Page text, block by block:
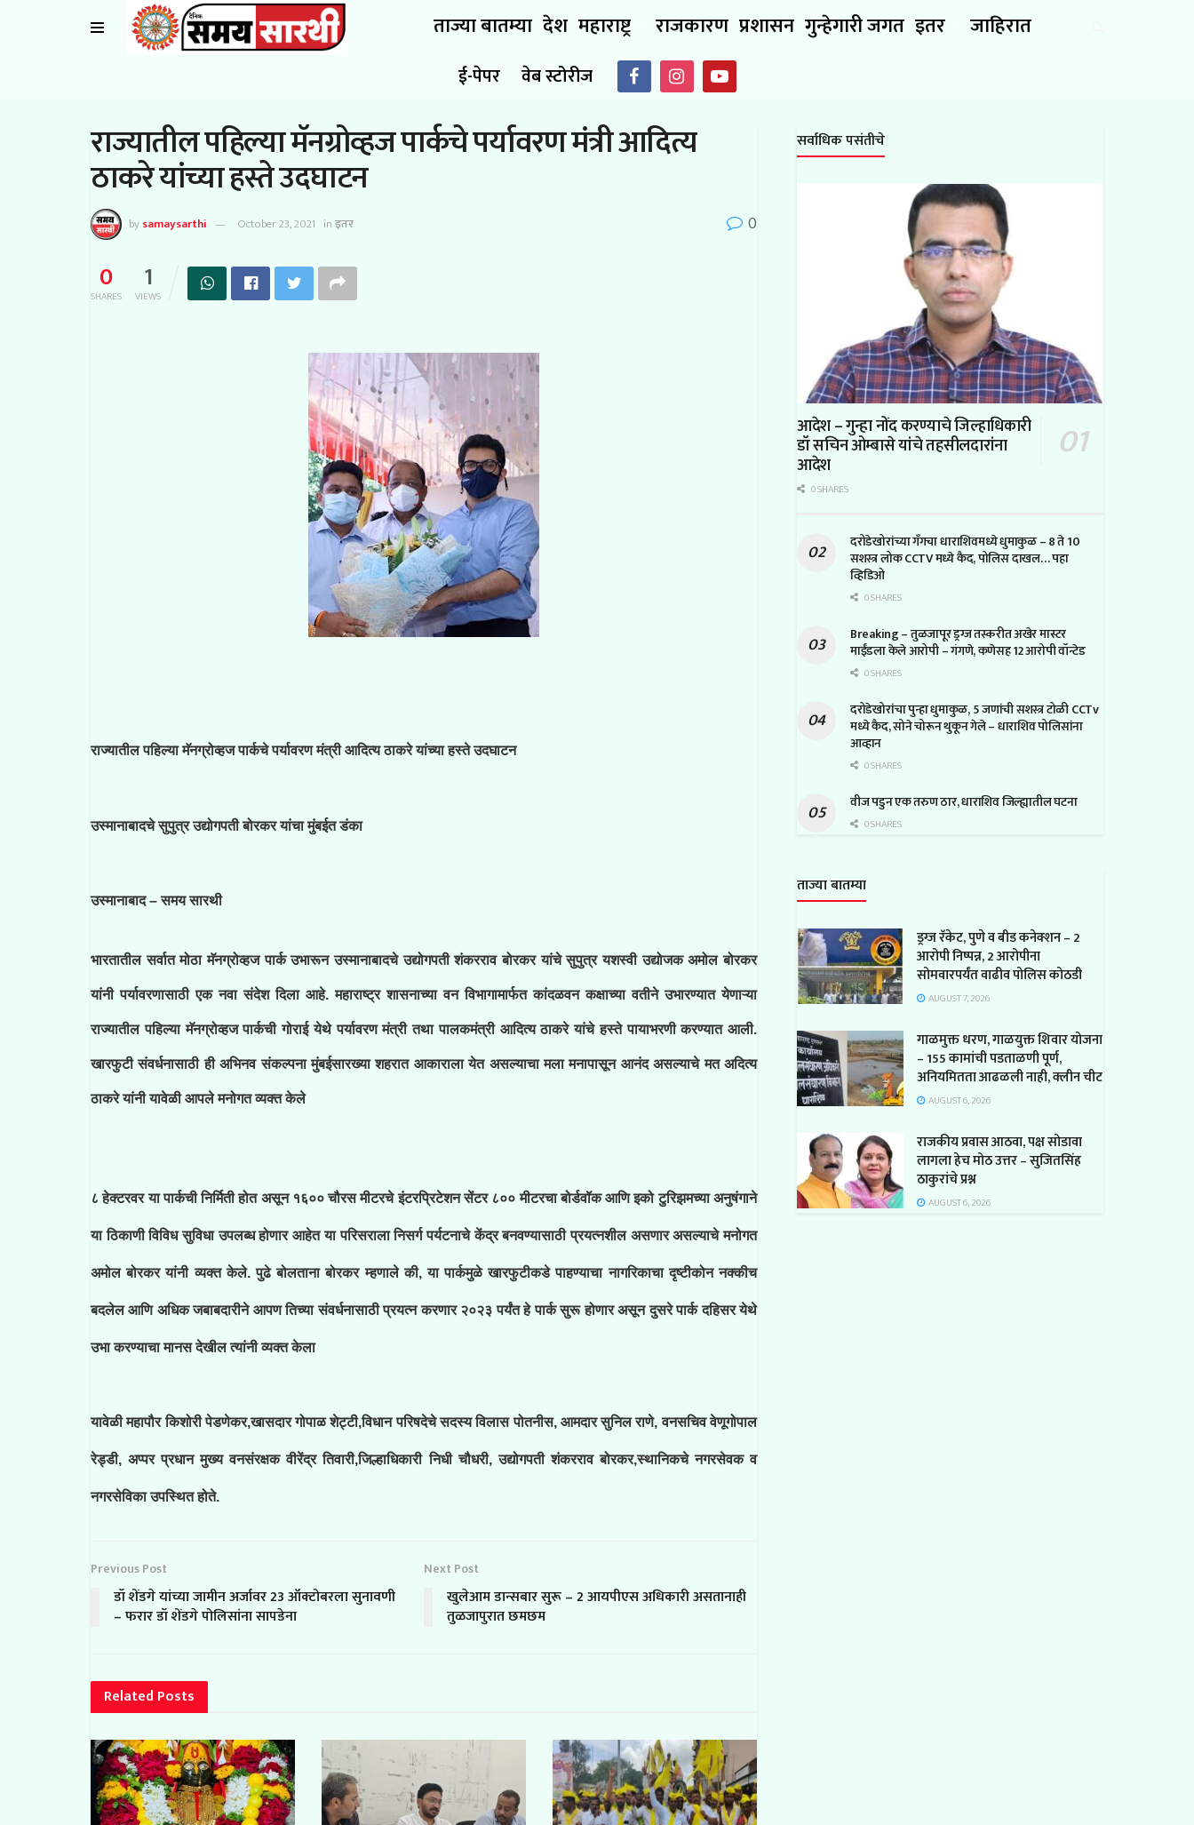
ताज्या बातम्या देश महाराष्ट्र राजकारण प्रशासन गुन्हेगारी जगत इतर जाहिरात
ई-पेपर वेब स्टोरीज
राज्यातील पहिल्या मॅनग्रोव्हज पार्कचे पर्यावरण मंत्री आदित्य
ठाकरे यांच्या हस्ते उदघाटन
bysamaysarthi October 23, 2021 inइतर 0
0
SHARES 1
VIEWS
राज्यातील पहिल्या मॅनग्रोव्हज पार्कचे पर्यावरण मंत्री आदित्य ठाकरे यांच्या हस्ते उदघाटन
उस्मानाबादचे सुपुत्र उद्योगपती बोरकर यांचा मुंबईत डंका
उस्मानाबाद – समय सारथी
भारतातील सर्वात मोठा मॅनग्रोव्हज पार्क उभारून उस्मानाबादचे उद्योगपती शंकरराव बोरकर यांचे सुपुत्र यशस्वी उद्योजक अमोल बोरकर
यांनी पर्यावरणासाठी एक नवा संदेश दिला आहे. महाराष्ट्र शासनाच्या वन विभागामार्फत कांदळवन कक्षाच्या वतीने उभारण्यात येणाऱ्या
राज्यातील पहिल्या मॅनग्रोव्हज पार्कची गोराई येथे पर्यावरण मंत्री तथा पालकमंत्री आदित्य ठाकरे यांचे हस्ते पायाभरणी करण्यात आली.
खारफुटी संवर्धनासाठी ही अभिनव संकल्पना मुंबईसारख्या शहरात आकाराला येत असल्याचा मला मनापासून आनंद असल्याचे मत अदित्य
ठाकरे यांनी यावेळी आपले मनोगत व्यक्त केले
८ हेक्टरवर या पार्कची निर्मिती होत असून १६०० चौरस मीटरचे इंटरप्रिटेशन सेंटर ८०० मीटरचा बोर्डवॉक आणि इको टुरिझमच्या अनुषंगाने
या ठिकाणी विविध सुविधा उपलब्ध होणार आहेत या परिसराला निसर्ग पर्यटनाचे केंद्र बनवण्यासाठी प्रयत्नशील असणार असल्याचे मनोगत
अमोल बोरकर यांनी व्यक्त केले. पुढे बोलताना बोरकर म्हणाले की, या पार्कमुळे खारफुटीकडे पाहण्याचा नागरिकाचा दृष्टीकोन नक्कीच
बदलेल आणि अधिक जबाबदारीने आपण तिच्या संवर्धनासाठी प्रयत्न करणार २०२३ पर्यंत हे पार्क सुरू होणार असून दुसरे पार्क दहिसर येथे
उभा करण्याचा मानस देखील त्यांनी व्यक्त केला
यावेळी महापौर किशोरी पेडणेकर,खासदार गोपाळ शेट्टी,विधान परिषदेचे सदस्य विलास पोतनीस, आमदार सुनिल राणे, वनसचिव वेणूगोपाल
रेड्डी, अप्पर प्रधान मुख्य वनसंरक्षक वीरेंद्र तिवारी,जिल्हाधिकारी निधी चौधरी, उद्योगपती शंकरराव बोरकर,स्थानिकचे नगरसेवक व
नगरसेविका उपस्थित होते.
Previous Post
डॉ शेंडगे यांच्या जामीन अर्जावर 23 ऑक्टोबरला सुनावणी
– फरार डॉ शेंडगे पोलिसांना सापडेना
Next Post
खुलेआम डान्सबार सुरू – 2 आयपीएस अधिकारी असतानाही
तुळजापुरात छमछम
Related Posts
सर्वाधिक पसंतीचे
आदेश – गुन्हा नोंद करण्याचे जिल्हाधिकारी
डॉ सचिन ओम्बासे यांचे तहसीलदारांना
आदेश
0 SHARES
दरोडेखोरांच्या गँगचा धाराशिवमध्ये धुमाकुळ – 8 ते 10
सशस्त्र लोक CCTV मध्ये कैद, पोलिस दाखल… पहा
व्हिडिओ
0 SHARES
Breaking – तुळजापूर ड्रग्ज तस्करीत अखेर मास्टर
माईंडला केले आरोपी – गंगणे, कणेसह 12 आरोपी वॉन्टेड
0 SHARES
दरोडेखोरांचा पुन्हा धुमाकुळ, 5 जणांची सशस्त्र टोळी CCTv
मध्ये कैद, सोने चोरून थुकून गेले – धाराशिव पोलिसांना
आव्हान
0 SHARES
वीज पडुन एक तरुण ठार, धाराशिव जिल्ह्यातील घटना
0 SHARES
ताज्या बातम्या
ड्रग्ज रॅकेट, पुणे व बीड कनेक्शन – 2
आरोपी निष्पन्न, 2 आरोपीना
सोमवारपर्यंत वाढीव पोलिस कोठडी
AUGUST 7, 2026
गाळमुक्त धरण, गाळयुक्त शिवार योजना
– 155 कामांची पडताळणी पूर्ण,
अनियमितता आढळली नाही, क्लीन चीट
AUGUST 6, 2026
राजकीय प्रवास आठवा, पक्ष सोडावा
लागला हेच मोठ उत्तर – सुजितसिंह
ठाकुरांचे प्रश्न
AUGUST 6, 2026